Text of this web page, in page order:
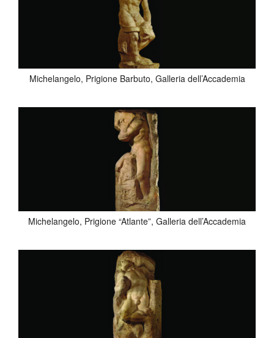
Michelangelo, Prigione Barbuto, Galleria dell’Accademia
Michelangelo, Prigione “Atlante”, Galleria dell’Accademia